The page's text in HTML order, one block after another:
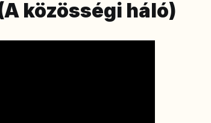
közösségi háló)